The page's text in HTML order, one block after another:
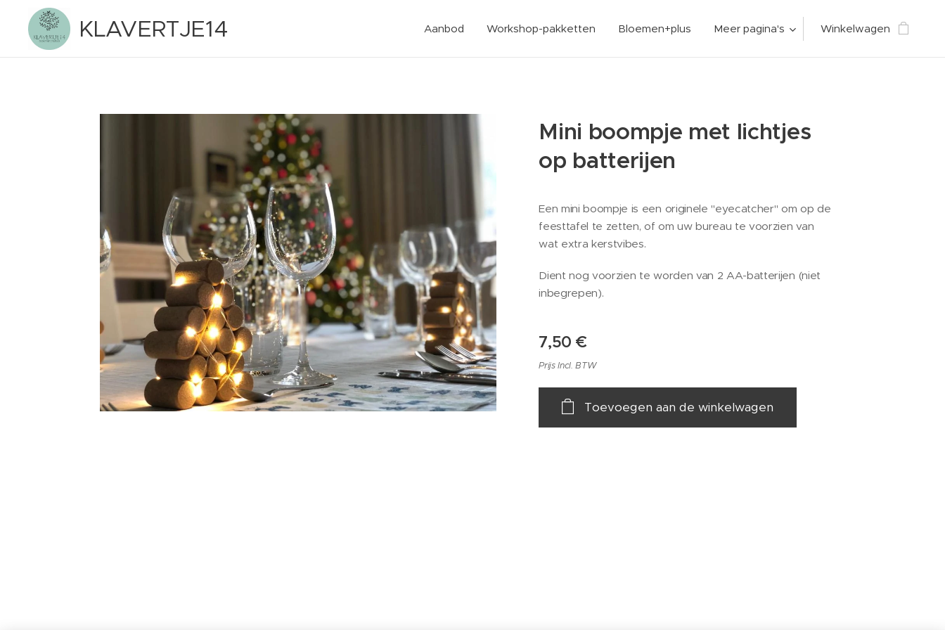
KLAVERTJE14 Aanbod Workshop-pakketten Bloemen+plus Meer pagina's Winkelwagen
Mini boompje met lichtjes
op batterijen
Een mini boompje is een originele "eyecatcher" om op de
feesttafel te zetten, of om uw bureau te voorzien van
wat extra kerstvibes.
Dient nog voorzien te worden van 2 AA-batterijen (niet
inbegrepen).
7,50 €
Prijs Incl. BTW
Toevoegen aan de winkelwagen